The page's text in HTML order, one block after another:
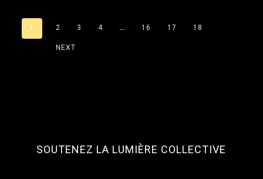
1 2 3 4 … 16 17 18
NEXT
SOUTENEZ LA LUMIÈRE COLLECTIVE